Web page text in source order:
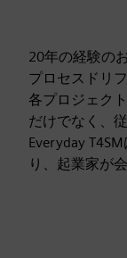
20年の経験の
プロセスドリ
各プロジェク
だけでなく、
Everyday
り、起業家が